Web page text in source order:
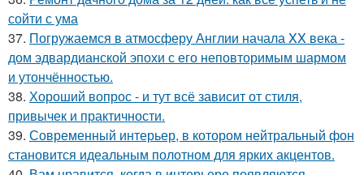
сойти с ума
37. Погружаемся в атмосферу Англии начала XX века -
дом эдвардианской эпохи с его неповторимым шармом
и утончённостью.
38. Хороший вопрос - и тут всё зависит от стиля,
привычек и практичности.
39. Современный интерьер, в котором нейтральный фон
становится идеальным полотном для ярких акцентов.